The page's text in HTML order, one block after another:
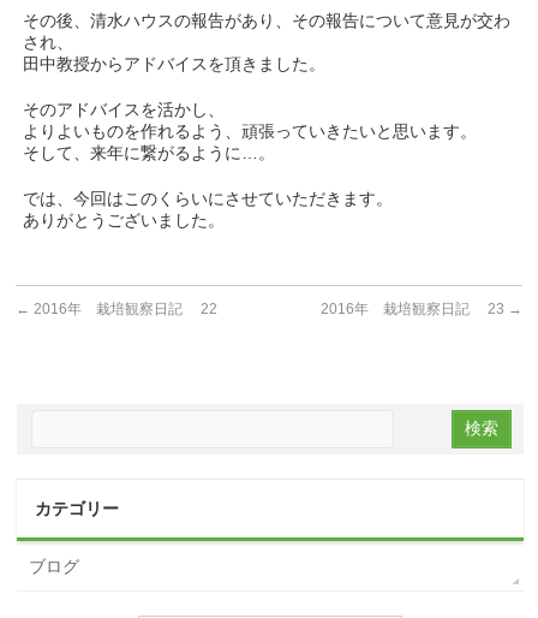
その後、清水ハウスの報告があり、その報告について意見が交わ
され、
田中教授からアドバイスを頂きました。
そのアドバイスを活かし、
よりよいものを作れるよう、頑張っていきたいと思います。
そして、来年に繋がるように…。
では、今回はこのくらいにさせていただきます。
ありがとうございました。
← 2016年 栽培観察日記 22 2016年 栽培観察日記 23 →
カテゴリー
ブログ